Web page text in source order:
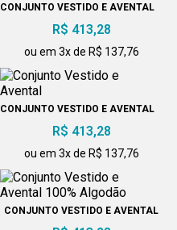
CONJUNTO VESTIDO E AVENTAL
R$ 413,28
ou em 3x de R$ 137,76
CONJUNTO VESTIDO E AVENTAL
R$ 413,28
ou em 3x de R$ 137,76
CONJUNTO VESTIDO E AVENTAL